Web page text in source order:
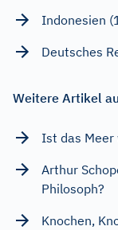
Indonesien
Deutsches
Weitere Artikel
Ist das Meer
Arthur
Philosoph?
Knochen,